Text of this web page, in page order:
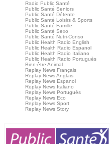
Radio Public Santé
Public Santé Seniors
Public Santé Détente
Public Santé Loisirs & Sports
Public Santé Famille
Public Santé Sexo
Public Santé Nutri-Conso
Public Health Radio English
Public Health Radio Espanol
Public Health Radio Italiano
Public Health Radio Portuguès
Bien-être Animal
Replay News Français
Replay News Anglais
Replay News Espanol
Replay News Italiano
Replay News Portuguès
Replay News Eco
Replay News Sport
Replay News Story